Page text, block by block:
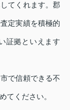
てくれます。郡
定実績を積極的
証拠といえます
で信頼できる不
てください。